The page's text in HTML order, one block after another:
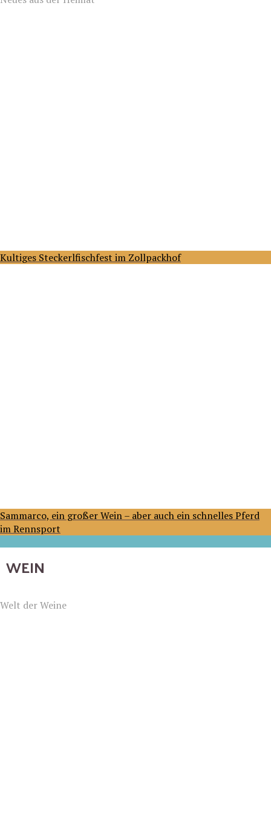
Kultiges Steckerlfischfest im Zollpackhof
Sammarco, ein großer Wein – aber auch ein schnelles Pferd
im Rennsport
WEIN
Welt der Weine